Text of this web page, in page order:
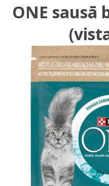
ONE sausā